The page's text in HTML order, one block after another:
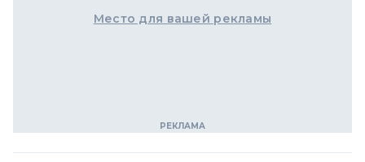
Место для вашей рекламы